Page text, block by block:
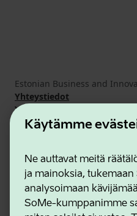
Käytämme
Ne auttavat meitä
ja mainoksia,
analysoimaan
SoMe-kumppanimme
Estonian Business and
Yhteystiedot
Yhteistyökumppanit
Käyttöehdot
Eväste- ja tietosuojakäytäntö